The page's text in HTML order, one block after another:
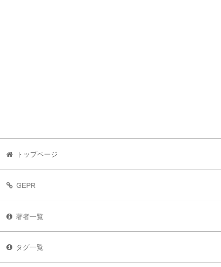
トップページ
GEPR
著者一覧
タグ一覧